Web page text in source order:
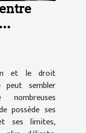
et le droit
peut sembler
possède ses
ses limites,